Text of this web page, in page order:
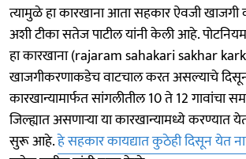
त्यामुळे हा कारखाना आता सहकार ऐवजी
अशी टीका सतेज पाटील यांनी केली आहे.
हा कारखाना (rajaram sahakari sakhar
खाजगीकरणाकडेच वाटचाल करत असल्याचे
कारखान्यामार्फत सांगलीतील 10 ते 12 गावांचा
जिल्ह्यात असणाऱ्या या कारखान्यामध्ये करण्यात
सुरू आहे.हे सहकार कायद्यात कुठेही दिसून येत